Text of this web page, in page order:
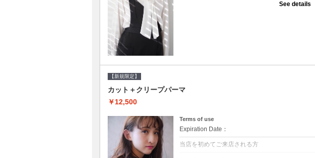
See details
【新規限定】
カット＋クリープパーマ
￥12,500
Terms of use
Expiration Date：
当店を初めてご来店される方